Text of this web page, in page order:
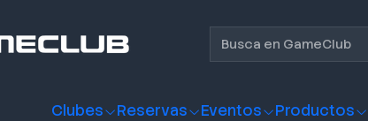
Clubes Reservas Eventos Productos